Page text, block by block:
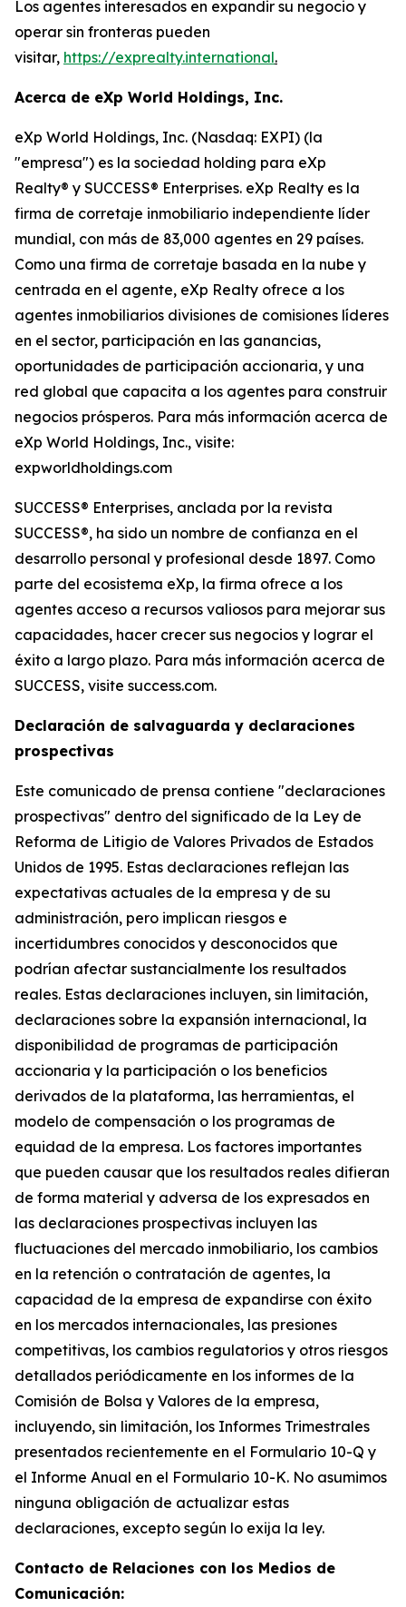
Los agentes interesados en expandir su negocio y
operar sin fronteras pueden
visitar, https://exprealty.international.
Acerca de eXp World Holdings, Inc.
eXp World Holdings, Inc. (Nasdaq: EXPI) (la
"empresa") es la sociedad holding para eXp
Realty® y SUCCESS® Enterprises. eXp Realty es la
firma de corretaje inmobiliario independiente líder
mundial, con más de 83,000 agentes en 29 países.
Como una firma de corretaje basada en la nube y
centrada en el agente, eXp Realty ofrece a los
agentes inmobiliarios divisiones de comisiones líderes
en el sector, participación en las ganancias,
oportunidades de participación accionaria, y una
red global que capacita a los agentes para construir
negocios prósperos. Para más información acerca de
eXp World Holdings, Inc., visite:
expworldholdings.com
SUCCESS® Enterprises, anclada por la revista
SUCCESS®, ha sido un nombre de confianza en el
desarrollo personal y profesional desde 1897. Como
parte del ecosistema eXp, la firma ofrece a los
agentes acceso a recursos valiosos para mejorar sus
capacidades, hacer crecer sus negocios y lograr el
éxito a largo plazo. Para más información acerca de
SUCCESS, visite success.com.
Declaración de salvaguarda y declaraciones
prospectivas
Este comunicado de prensa contiene "declaraciones
prospectivas" dentro del significado de la Ley de
Reforma de Litigio de Valores Privados de Estados
Unidos de 1995. Estas declaraciones reflejan las
expectativas actuales de la empresa y de su
administración, pero implican riesgos e
incertidumbres conocidos y desconocidos que
podrían afectar sustancialmente los resultados
reales. Estas declaraciones incluyen, sin limitación,
declaraciones sobre la expansión internacional, la
disponibilidad de programas de participación
accionaria y la participación o los beneficios
derivados de la plataforma, las herramientas, el
modelo de compensación o los programas de
equidad de la empresa. Los factores importantes
que pueden causar que los resultados reales difieran
de forma material y adversa de los expresados en
las declaraciones prospectivas incluyen las
fluctuaciones del mercado inmobiliario, los cambios
en la retención o contratación de agentes, la
capacidad de la empresa de expandirse con éxito
en los mercados internacionales, las presiones
competitivas, los cambios regulatorios y otros riesgos
detallados periódicamente en los informes de la
Comisión de Bolsa y Valores de la empresa,
incluyendo, sin limitación, los Informes Trimestrales
presentados recientemente en el Formulario 10-Q y
el Informe Anual en el Formulario 10-K. No asumimos
ninguna obligación de actualizar estas
declaraciones, excepto según lo exija la ley.
Contacto de Relaciones con los Medios de
Comunicación: